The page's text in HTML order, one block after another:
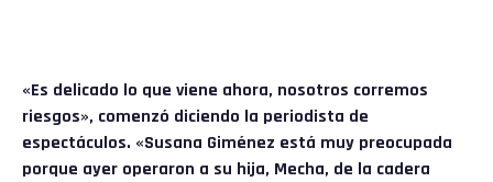
«Es delicado lo que viene ahora, nosotros corremos
riesgos», comenzó diciendo la periodista de
espectáculos. «Susana Giménez está muy preocupada
porque ayer operaron a su hija, Mecha, de la cadera